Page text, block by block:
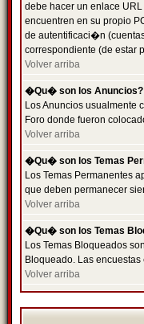
debe hacer un enlace
encuentren en su propio
de autentificaci�n
correspondiente (de estar
Volver arriba
�Qu� son los Anuncios?
Los Anuncios usualmente
Foro donde fueron
Volver arriba
�Qu� son los Temas
Los Temas Permanentes
que deben permanecer
Volver arriba
�Qu� son los Temas
Los Temas Bloqueados
Bloqueado. Las
Volver arriba